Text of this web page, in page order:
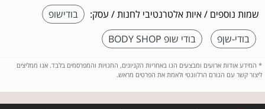
שמות נוספים / איות אלטרנטיבי לחנות / עסק:
בודישופ
בודי-שןפ
בודי שופ BODY SHOP
* המידע אודות ארועים ומבצעים הנו באחריות הקניונים, החנויות והמפרסמים בלבד. אנו ממליצים
ליצור קשר עם הגורם הרלוונטי ולאמת את הפרטים מראש.